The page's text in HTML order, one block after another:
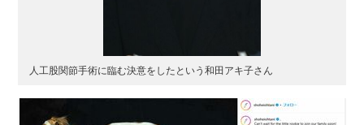
人工股関節手術に臨む決意をしたという和田アキ子さん